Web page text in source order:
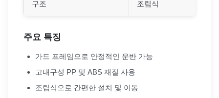
구조 조립식
주요 특징
가드 프레임으로 안정적인 운반 가능
고내구성 PP 및 ABS 재질 사용
조립식으로 간편한 설치 및 이동